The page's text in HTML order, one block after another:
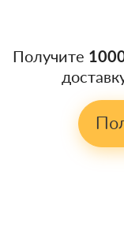
Получите